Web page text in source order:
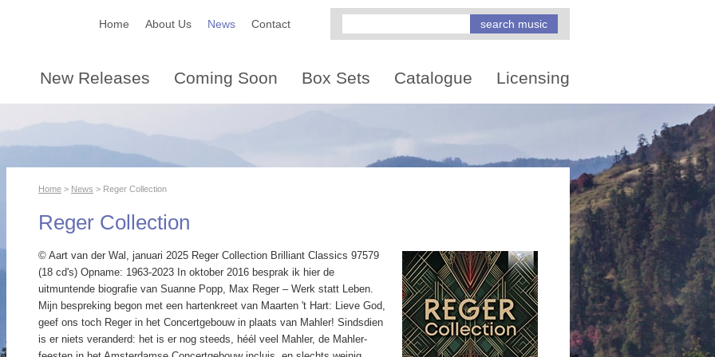
Home About Us News Contact
New Releases Coming Soon Box Sets Catalogue Licensing
Home > News > Reger Collection
Reger Collection
© Aart van der Wal, januari 2025 Reger Collection Brilliant Classics 97579
(18 cd's) Opname: 1963-2023 In oktober 2016 besprak ik hier de
uitmuntende biografie van Suanne Popp, Max Reger – Werk statt Leben.
Mijn bespreking begon met een hartenkreet van Maarten 't Hart: Lieve God,
geef ons toch Reger in het Concertgebouw in plaats van Mahler! Sindsdien
is er niets veranderd: het is er nog steeds, héél veel Mahler, de Mahler-